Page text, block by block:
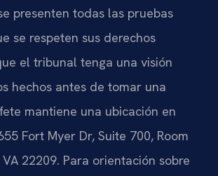
presenten todas las pruebas
se respeten sus derechos
el tribunal tenga una visión
hechos antes de tomar una
mantiene una ubicación en
Fort Myer Dr, Suite 700, Room
22209. Para orientación sobre